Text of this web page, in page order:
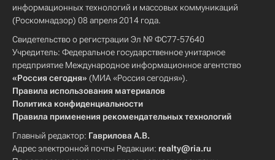
информационных технологий и массовых коммуникаций
(Роскомнадзор) 08 апреля 2014 года.
Свидетельство о регистрации Эл № ФС77-57640
Учредитель: Федеральное государственное унитарное
предприятие Международное информационное агентство
«Россия сегодня» (МИА «Россия сегодня»).
Правила использования материалов
Политика конфиденциальности
Правила применения рекомендательных технологий
Главный редактор: Гаврилова А.В.
Адрес электронной почты Редакции: realty@ria.ru